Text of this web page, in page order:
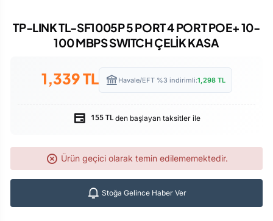
TP-LINK TL-SF1005P 5 PORT 4 PORT POE+ 10-
100 MBPS SWITCH ÇELİK KASA
1,339TL Havale/EFT %3 indirimli:1,298TL
155 TLden başlayan taksitler ile
Ürün geçici olarak temin edilememektedir.
Stoğa Gelince Haber Ver